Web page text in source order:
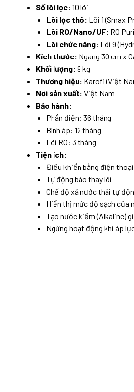
Số lõi lọc: 10 lõi
Lõi lọc thô: Lõi 1 (Smax
Lõi RO/Nano/UF: RO
Lõi chức năng: Lõi 9
Kích thước: Ngang 30 cm x
Khối lượng: 9 kg
Thương hiệu: Karofi (Việt
Nơi sản xuất: Việt Nam
Bảo hành:
Phần điện: 36 tháng
Bình áp: 12 tháng
Lõi RO: 3 tháng
Tiện ích:
Điều khiển bằng điện thoại
Tự động báo thay lõi
Chế độ xả nước thải tự
Hiển thị mức độ sạch của
Tạo nước kiềm (Alkaline)
Ngừng hoạt động khi áp